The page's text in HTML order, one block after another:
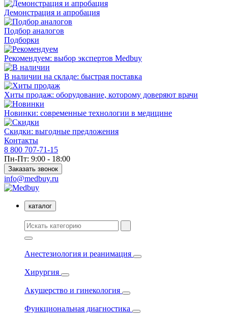
Демонстрация и апробация
Подбор аналогов
Подборки
Рекомендуем: выбор экспертов Medbuy
В наличии на складе: быстрая поставка
Хиты продаж: оборудование, которому доверяют врачи
Новинки: современные технологии в медицине
Скидки: выгодные предложения
Контакты
8 800 707-71-15
Пн-Пт: 9:00 - 18:00
Заказать звонок
info@medbuy.ru
каталог
Анестезиология и реанимация
Хирургия
Акушерство и гинекология
Функциональная диагностика